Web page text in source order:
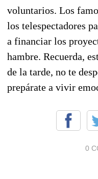
voluntarios. Los
los telespectadores
a financiar los
hambre. Recuerda,
de la tarde, no te
prepárate a vivir
0